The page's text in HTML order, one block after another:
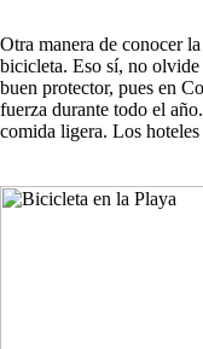
Otra manera de conocer
bicicleta. Eso sí, no
buen protector, pues en
fuerza durante todo el
comida ligera. Los